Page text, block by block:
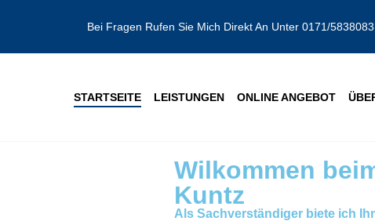
Bei Fragen Rufen Sie Mich Direkt An Unter 0171/
STARTSEITE LEISTUNGEN ONLINE ANGEBOT
Wilkommen
Kuntz
Als Sachverständiger biete ich